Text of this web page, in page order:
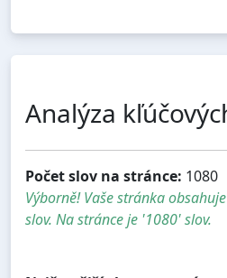
Analýza
Počet slov na stránce: 1080
Výborně! Vaše stránka
slov. Na stránce je '1080' slov.